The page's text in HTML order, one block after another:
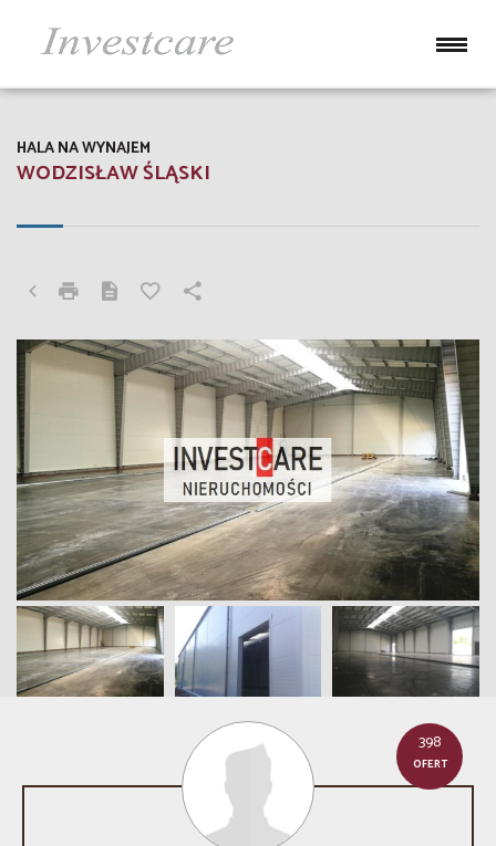
WODZISŁAW ŚLĄSKI
HALA NA WYNAJEM
398
OFERT